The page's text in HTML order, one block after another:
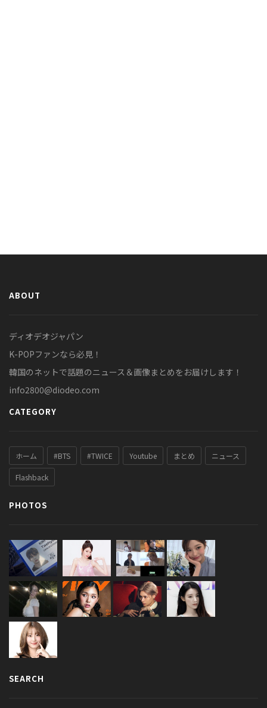
ABOUT
ディオデオジャパン
K-POPファンなら必見！
韓国のネットで話題のニュース＆画像まとめをお届けします！
info2800@diodeo.com
CATEGORY
ホーム #BTS #TWICE Youtube まとめ ニュース
Flashback
PHOTOS
SEARCH